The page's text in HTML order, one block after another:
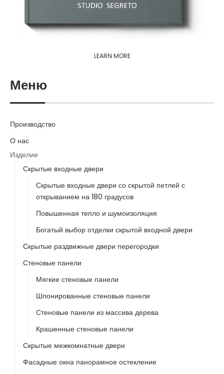
LEARN MORE
Меню
Производство
О нас
Изделие
Скрытые входные двери
Скрытые входные двери со скрытой петлей с
открыванием на 180 градусов
Повышенная тепло и шумоизоляция
Богатый выбор отделки скрытой входной двери
Скрытые раздвижные двери перегородки
Стеновые панели
Мягкие стеновые панели
Шпонированные стеновые панели
Стеновые панели из массива дерева
Крашенные стеновые панели
Скрытые межкомнатные двери
Фасадные окна панорамное остекление